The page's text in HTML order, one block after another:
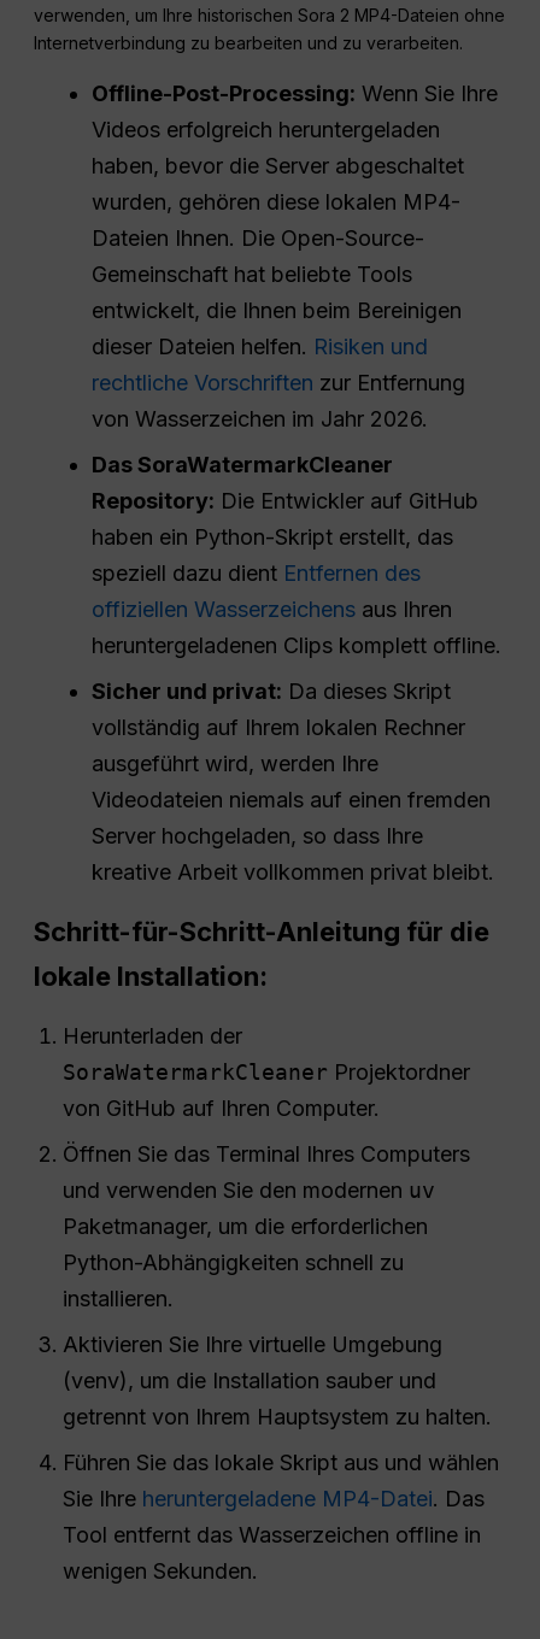
verwenden, um Ihre historischen Sora 2 MP4-Dateien ohne
Internetverbindung zu bearbeiten und zu verarbeiten.
Offline-Post-Processing: Wenn Sie Ihre
Videos erfolgreich heruntergeladen
haben, bevor die Server abgeschaltet
wurden, gehören diese lokalen MP4-
Dateien Ihnen. Die Open-Source-
Gemeinschaft hat beliebte Tools
entwickelt, die Ihnen beim Bereinigen
dieser Dateien helfen. Risiken und
rechtliche Vorschriften zur Entfernung
von Wasserzeichen im Jahr 2026.
Das SoraWatermarkCleaner
Repository: Die Entwickler auf GitHub
haben ein Python-Skript erstellt, das
speziell dazu dient Entfernen des
offiziellen Wasserzeichens aus Ihren
heruntergeladenen Clips komplett offline.
Sicher und privat: Da dieses Skript
vollständig auf Ihrem lokalen Rechner
ausgeführt wird, werden Ihre
Videodateien niemals auf einen fremden
Server hochgeladen, so dass Ihre
kreative Arbeit vollkommen privat bleibt.
Schritt-für-Schritt-Anleitung für die
lokale Installation:
Herunterladen der
SoraWatermarkCleaner Projektordner
von GitHub auf Ihren Computer.
Öffnen Sie das Terminal Ihres Computers
und verwenden Sie den modernen uv
Paketmanager, um die erforderlichen
Python-Abhängigkeiten schnell zu
installieren.
Aktivieren Sie Ihre virtuelle Umgebung
(venv), um die Installation sauber und
getrennt von Ihrem Hauptsystem zu halten.
Führen Sie das lokale Skript aus und wählen
Sie Ihre heruntergeladene MP4-Datei. Das
Tool entfernt das Wasserzeichen offline in
wenigen Sekunden.